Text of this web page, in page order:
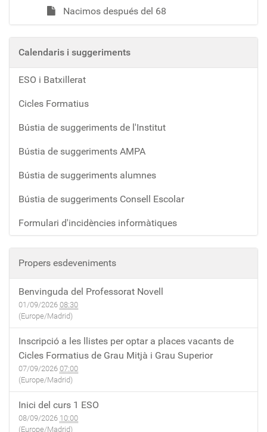
Nacimos después del 68
Calendaris i suggeriments
ESO i Batxillerat
Cicles Formatius
Bústia de suggeriments de l'Institut
Bústia de suggeriments AMPA
Bústia de suggeriments alumnes
Bústia de suggeriments Consell Escolar
Formulari d'incidències informàtiques
Propers esdeveniments
Benvinguda del Professorat Novell
01/09/2026 08:30
(Europe/Madrid)
Inscripció a les llistes per optar a places vacants de
Cicles Formatius de Grau Mitjà i Grau Superior
07/09/2026 07:00
(Europe/Madrid)
Inici del curs 1 ESO
08/09/2026 10:00
(Europe/Madrid)